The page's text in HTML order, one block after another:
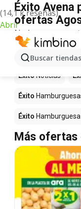
(14,1 k reseñas)
Abrir
Buscar
Éxito Avena
ofertas
No hemos
término.
Más
Éxito Noticias
Éxito
Éxito Hamburguesa
Más ofertas